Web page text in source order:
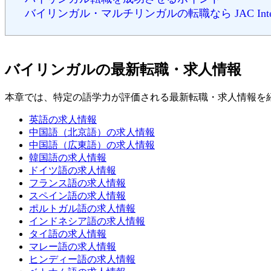
バイリンガル・マルチリンガルの転職なら JAC
バイリンガルの最新転職・求人情報
本章では、特定の語学力が評価される最新転職・求人情報を
英語の求人情報
中国語（北京語）の求人情報
中国語（広東語）の求人情報
韓国語の求人情報
ドイツ語の求人情報
フランス語の求人情報
スペイン語の求人情報
ポルトガル語の求人情報
インドネシア語の求人情報
タイ語の求人情報
マレー語の求人情報
ヒンディー語の求人情報